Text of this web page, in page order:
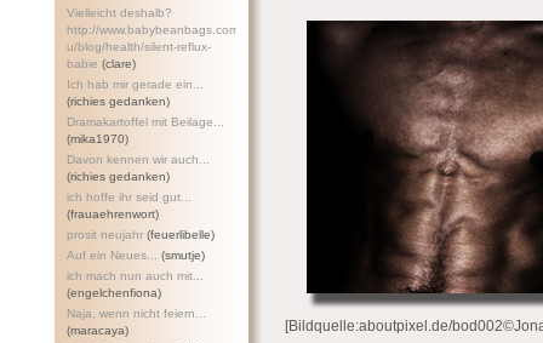
Vielleicht deshalb?
http://www.babybeanbags.com.a
u/blog/health/silent-reflux-
babie (clare)
Ich hab mir gerade ein...
(richies gedanken)
Dramakartoffel mit Beilage...
(mika1970)
Davon kennen wir auch...
(richies gedanken)
ich hoffe ihr seid gut...
(frauaehrenwort)
prosit neujahr (feuerlibelle)
Auf ein Neues...
(smutje)
ich mach nun auch mit...
(engelchenfiona)
Naja, wenn nicht feiern...
(maracaya)
[Bildquelle:aboutpixel.de/